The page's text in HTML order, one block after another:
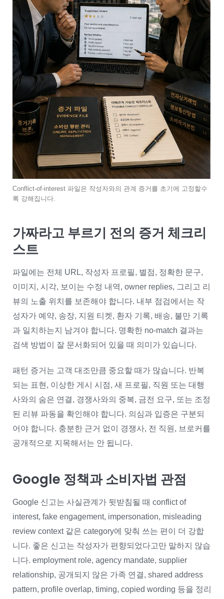
Conflict-of-interest 파일은 작성자와의 관계 증거를 초기에 고정할수
록 강해집니다.
가짜라고 부르기 전의 증거 체크리
스트
파일에는 전체 URL, 작성자 프로필, 별점, 정확한 문구,
이미지, 시각, 보이는 수정 내역, owner replies, 그리고 리
뷰의 노출 위치를 보존해야 합니다. 내부 점검에서는 작
성자가 예약, 송장, 지원 티켓, 환자 기록, 배송, 불만 기록
과 일치하는지 남겨야 합니다. 명확한 no-match 결과는
검색 방법이 잘 문서화되어 있을 때 의미가 있습니다.
패턴 증거는 고객 대조만큼 중요할 때가 많습니다. 반복
되는 표현, 이상한 게시 시점, 새 프로필, 직원 또는 대행
사와의 숨은 연결, 경쟁사와의 중복, 금전 요구, 또는 조정
된 리뷰 파동을 확인해야 합니다. 의심과 입증은 구분되
어야 합니다. 충분한 근거 없이 경쟁사, 전 직원, 브로커를
공개적으로 지목해서는 안 됩니다.
Google 정책과 소비자법 관점
Google 신고는 사실관계가 뒷받침될 때 conflict of
interest, fake engagement, impersonation, misleading
review context 같은 category에 맞춰 쓰는 편이 더 강합
니다. 좋은 신고는 작성자가 편향되었다고만 말하지 않습
니다. employment role, agency mandate, supplier
relationship, 공개되지 않은 가족 연결, shared address
pattern, profile overlap, timing, copied wording 등을 정리